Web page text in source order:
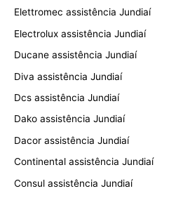
Elettromec assistência Jundiaí
Electrolux assistência Jundiaí
Ducane assistência Jundiaí
Diva assistência Jundiaí
Dcs assistência Jundiaí
Dako assistência Jundiaí
Dacor assistência Jundiaí
Continental assistência Jundiaí
Consul assistência Jundiaí